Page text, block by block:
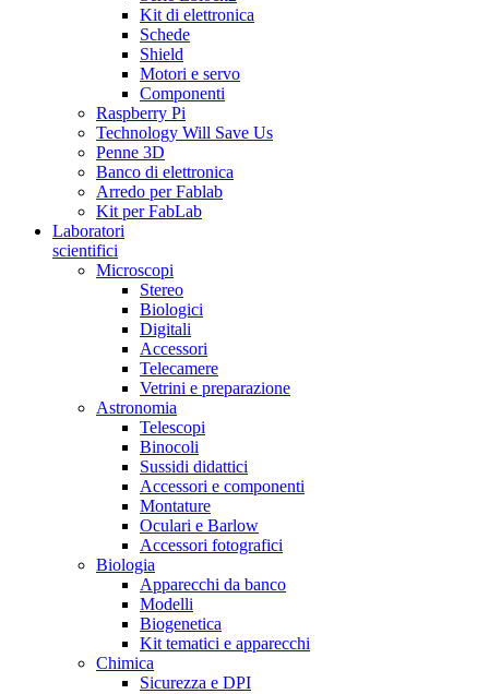
Kit di elettronica
Schede
Shield
Motori e servo
Componenti
Raspberry Pi
Technology Will Save Us
Penne 3D
Banco di elettronica
Arredo per Fablab
Kit per FabLab
Laboratori
scientifici
Microscopi
Stereo
Biologici
Digitali
Accessori
Telecamere
Vetrini e preparazione
Astronomia
Telescopi
Binocoli
Sussidi didattici
Accessori e componenti
Montature
Oculari e Barlow
Accessori fotografici
Biologia
Apparecchi da banco
Modelli
Biogenetica
Kit tematici e apparecchi
Chimica
Sicurezza e DPI